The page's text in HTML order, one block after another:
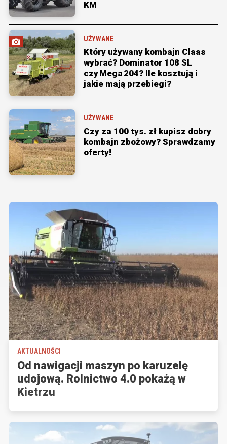
KM
UŻYWANE
Który używany kombajn Claas
wybrać? Dominator 108 SL
czy Mega 204? Ile kosztują i
jakie mają przebiegi?
UŻYWANE
Czy za 100 tys. zł kupisz dobry
kombajn zbożowy? Sprawdzamy
oferty!
AKTUALNOŚCI
Od nawigacji maszyn po karuzelę
udojową. Rolnictwo 4.0 pokażą w
Kietrzu